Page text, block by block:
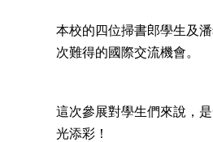
本校的四位掃書郎學生及
次難得的國際交流機會。
這次參展對學生們來說，
光添彩！